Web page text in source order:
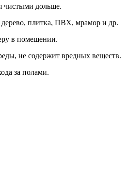
чистыми дольше.
дерево, плитка, ПВХ, мрамор и др.
в помещении.
не содержит вредных веществ.
за полами.